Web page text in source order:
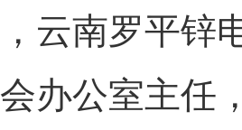
云南罗平锌
办公室主任